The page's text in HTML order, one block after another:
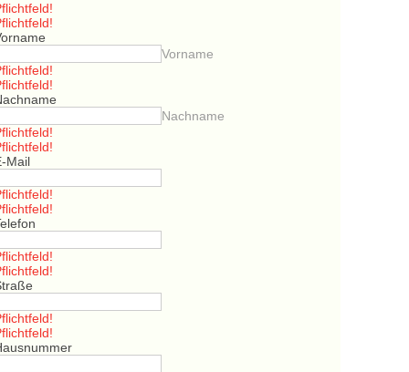
Vorname
Nachname
Mail